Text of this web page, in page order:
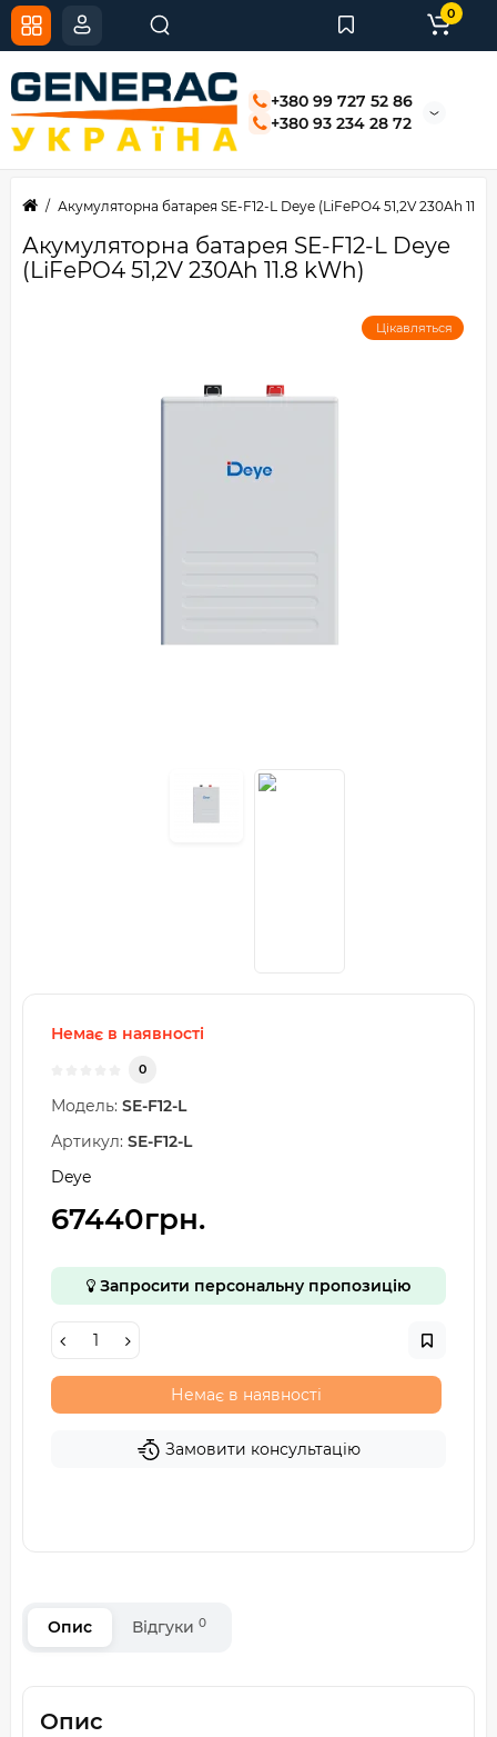
+380 99 727 52 86
+380 93 234 28 72
0
Акумуляторна батарея SE-F12-L Deye (LiFePO4 51,2V 230Ah 11.8
Акумуляторна батарея SE-F12-L Deye
(LiFePO4 51,2V 230Ah 11.8 kWh)
Цікавляться
Немає в наявності
0
Модель: SE-F12-L
Артикул: SE-F12-L
Deye
67440грн.
Запросити персональну пропозицію
Немає в наявності
Замовити консультацію
Опис Відгуки 0
Опис